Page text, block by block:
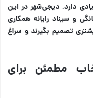
دارد. دیجی‌شهر در این
و سیناد رایانه همکاری
تصمیم بگیرند و سراغ
مطمئن برای